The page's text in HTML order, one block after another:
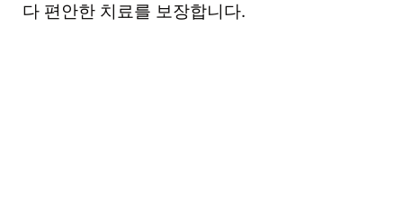
다 편안한 치료를 보장합니다.